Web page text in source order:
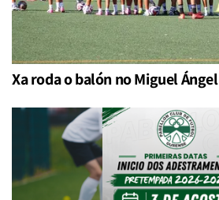
Xa roda o balón no Miguel Ángel